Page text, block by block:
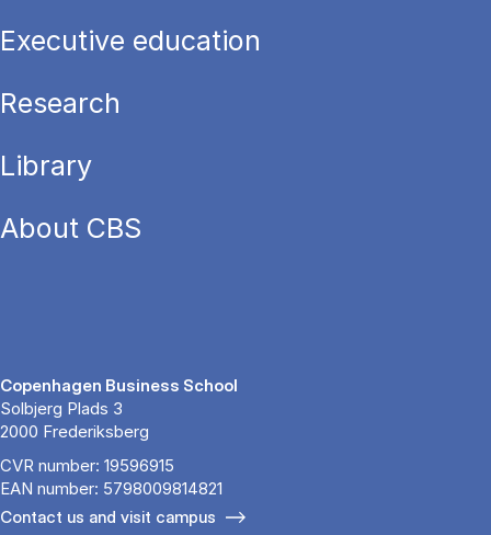
Executive education
Research
Library
About CBS
Copenhagen Business School
Solbjerg Plads 3
2000 Frederiksberg
CVR number: 19596915
EAN number: 5798009814821
Contact us and visit campus